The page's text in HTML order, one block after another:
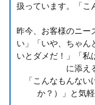
扱っています。「こ
昨今、お客様のニー
い」「いや、ちゃん
いとダメだ！」「私
に添え
「こんなもんな
か？）」と気